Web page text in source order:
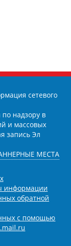
сетевого
надзору в
и массовых
запись Эл
МЕСТА
информации
обратной
с помощью